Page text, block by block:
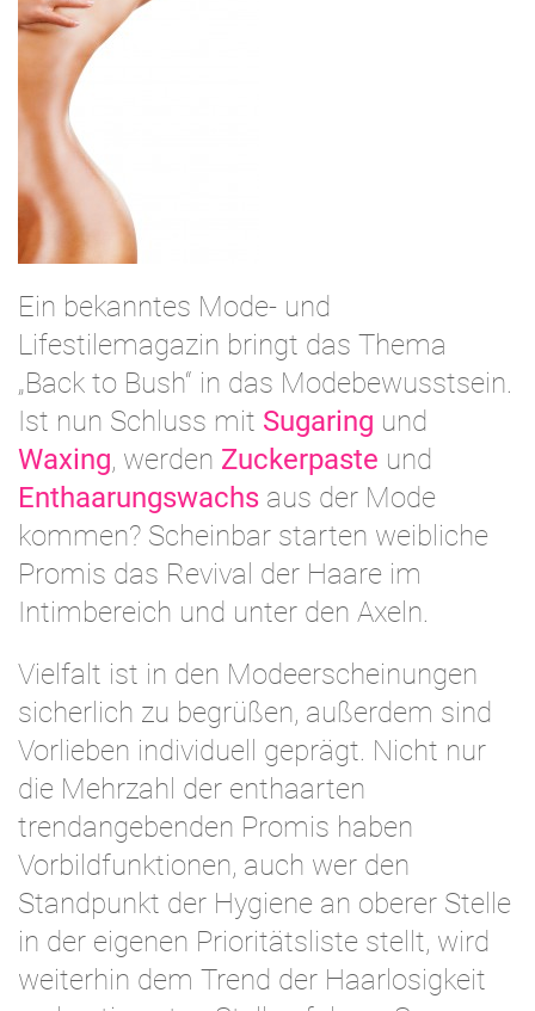
Ein bekanntes Mode- und
Lifestilemagazin bringt das Thema
„Back to Bush“ in das Modebewusstsein.
Ist nun Schluss mit Sugaring und
Waxing, werden Zuckerpaste und
Enthaarungswachs aus der Mode
kommen? Scheinbar starten weibliche
Promis das Revival der Haare im
Intimbereich und unter den Axeln.
Vielfalt ist in den Modeerscheinungen
sicherlich zu begrüßen, außerdem sind
Vorlieben individuell geprägt. Nicht nur
die Mehrzahl der enthaarten
trendangebenden Promis haben
Vorbildfunktionen, auch wer den
Standpunkt der Hygiene an oberer Stelle
in der eigenen Prioritätsliste stellt, wird
weiterhin dem Trend der Haarlosigkeit